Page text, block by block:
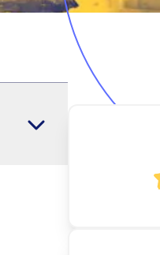
De beste banen
Machinebouwers